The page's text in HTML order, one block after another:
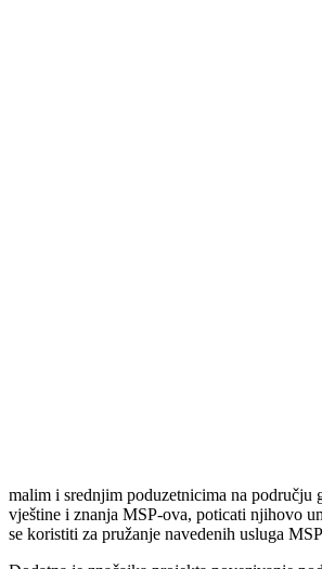
malim i srednjim poduzetnicima na području
vještine i znanja MSP-ova, poticati njihovo
se koristiti za pružanje navedenih usluga